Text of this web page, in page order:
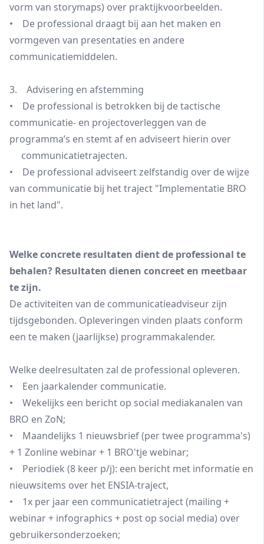
vorm van storymaps) over praktijkvoorbeelden.
• De professional draagt bij aan het maken en
vormgeven van presentaties en andere
communicatiemiddelen.
3. Advisering en afstemming
• De professional is betrokken bij de tactische
communicatie- en projectoverleggen van de
programma’s en stemt af en adviseert hierin over
communicatietrajecten.
• De professional adviseert zelfstandig over de wijze
van communicatie bij het traject "Implementatie BRO
in het land".
Welke concrete resultaten dient de professional te
behalen? Resultaten dienen concreet en meetbaar
te zijn.
De activiteiten van de communicatieadviseur zijn
tijdsgebonden. Opleveringen vinden plaats conform
een te maken (jaarlijkse) programmakalender.
Welke deelresultaten zal de professional opleveren.
• Een jaarkalender communicatie.
• Wekelijks een bericht op social mediakanalen van
BRO en ZoN;
• Maandelijks 1 nieuwsbrief (per twee programma's)
+ 1 Zonline webinar + 1 BRO'tje webinar;
• Periodiek (8 keer p/j): een bericht met informatie en
nieuwsitems over het ENSIA-traject,
• 1x per jaar een communicatietraject (mailing +
webinar + infographics + post op social media) over
gebruikersonderzoeken;